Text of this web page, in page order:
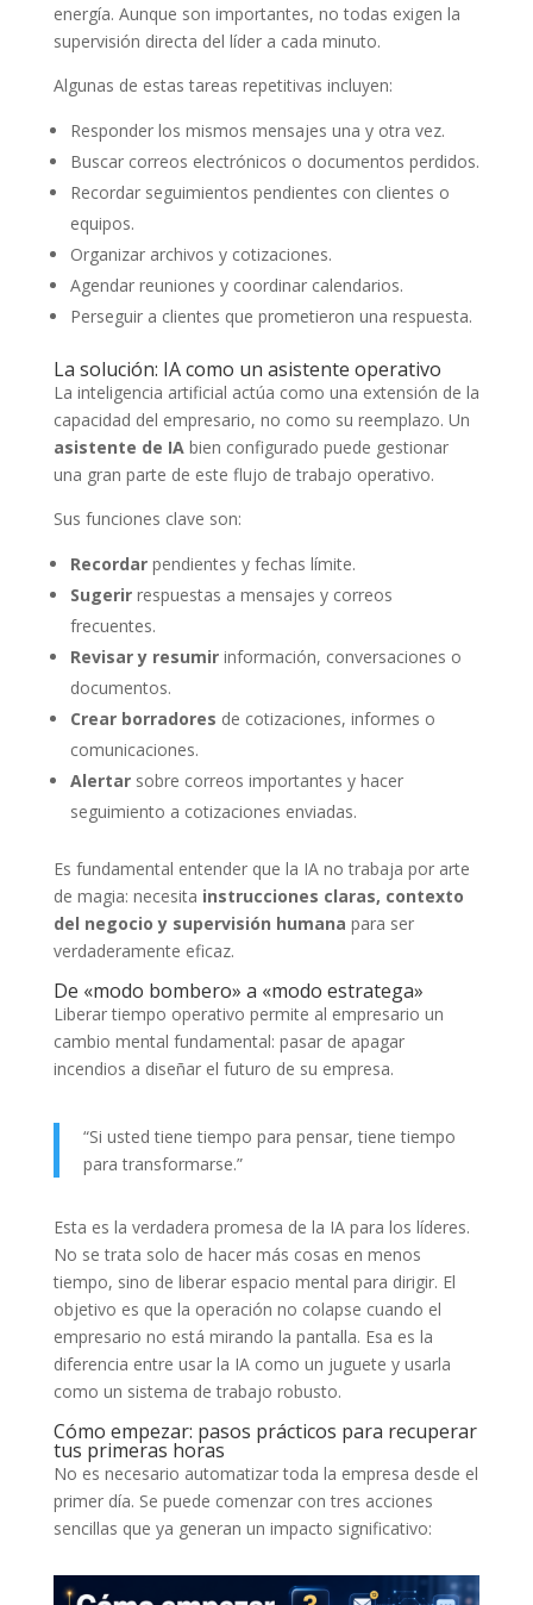
energía. Aunque son importantes, no todas exigen la
supervisión directa del líder a cada minuto.
Algunas de estas tareas repetitivas incluyen:
Responder los mismos mensajes una y otra vez.
Buscar correos electrónicos o documentos perdidos.
Recordar seguimientos pendientes con clientes o
equipos.
Organizar archivos y cotizaciones.
Agendar reuniones y coordinar calendarios.
Perseguir a clientes que prometieron una respuesta.
La solución: IA como un asistente operativo
La inteligencia artificial actúa como una extensión de la
capacidad del empresario, no como su reemplazo. Un
asistente de IAbien configurado puede gestionar
una gran parte de este flujo de trabajo operativo.
Sus funciones clave son:
Recordarpendientes y fechas límite.
Sugerirrespuestas a mensajes y correos
frecuentes.
Revisar y resumirinformación, conversaciones o
documentos.
Crear borradores de cotizaciones, informes o
comunicaciones.
Alertarsobre correos importantes y hacer
seguimiento a cotizaciones enviadas.
Es fundamental entender que la IA no trabaja por arte
de magia: necesita instrucciones claras, contexto
del negocio y supervisión humana para ser
verdaderamente eficaz.
De «modo bombero» a «modo estratega»
Liberar tiempo operativo permite al empresario un
cambio mental fundamental: pasar de apagar
incendios a diseñar el futuro de su empresa.
“Si usted tiene tiempo para pensar, tiene tiempo
para transformarse.”
Esta es la verdadera promesa de la IA para los líderes.
No se trata solo de hacer más cosas en menos
tiempo, sino de liberar espacio mental para dirigir. El
objetivo es que la operación no colapse cuando el
empresario no está mirando la pantalla. Esa es la
diferencia entre usar la IA como un juguete y usarla
como un sistema de trabajo robusto.
Cómo empezar: pasos prácticos para recuperar
tus primeras horas
No es necesario automatizar toda la empresa desde el
primer día. Se puede comenzar con tres acciones
sencillas que ya generan un impacto significativo: